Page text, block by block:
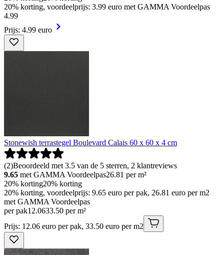
20% korting, voordeelprijs: 3.99 euro met GAMMA Voordeelpas
4.99
Prijs: 4.99 euro
Stonewish terrastegel Boulevard Calais 60 x 60 x 4 cm
(2)Beoordeeld met 3.5 van de 5 sterren, 2 klantreviews
9.65 met GAMMA Voordeelpas26.81 per m²
20% korting20% korting
20% korting, voordeelprijs: 9.65 euro per pak, 26.81 euro per m2
met GAMMA Voordeelpas
per pak12.0633.50 per m²
Prijs: 12.06 euro per pak, 33.50 euro per m2